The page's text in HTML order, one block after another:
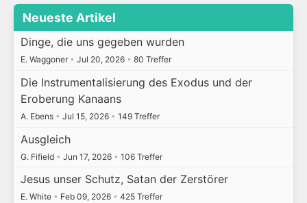
Neueste Artikel
Dinge, die uns gegeben wurden
E. Waggoner • Jul 20, 2026 • 80 Treffer
Die Instrumentalisierung des Exodus und der
Eroberung Kanaans
A. Ebens • Jul 15, 2026 • 149 Treffer
Ausgleich
G. Fifield • Jun 17, 2026 • 106 Treffer
Jesus unser Schutz, Satan der Zerstörer
E. White • Feb 09, 2026 • 425 Treffer